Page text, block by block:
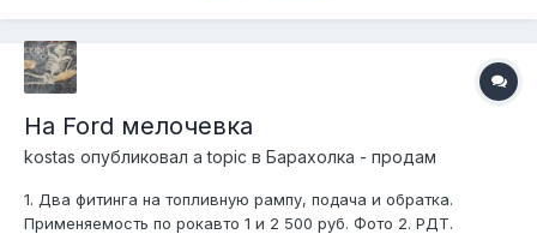
На Ford мелочевка
kostas опубликовал a topic в Барахолка - продам
1. Два фитинга на топливную рампу, подача и обратка.
Применяемость по рокавто 1 и 2 500 руб. Фото 2. РДТ.